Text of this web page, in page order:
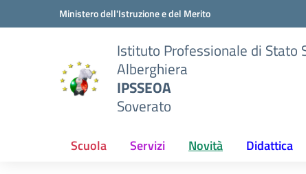
Vai ai contenuti
Vai al menu di navigazioneMinistero dell'Istruzione e del Merito
Istituto Professionale di Stato
Alberghiera
IPSSEOA
Soverato
Scuola Servizi Novità Didattica